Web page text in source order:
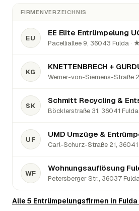
FIRMENVERZEICHNIS
EU
EE Elite Entrümpelung
Pacelliallee 9, 36043 Fulda ·
KG
SK
Böcklerstraße 31, 36041
UF
UMD Umzüge &
Carl-Schurz-Straße 21, 36041
WF
Wohnungsauflösung
Petersberger Str., 36037
Alle 5 Entrümpelungsfirmen in